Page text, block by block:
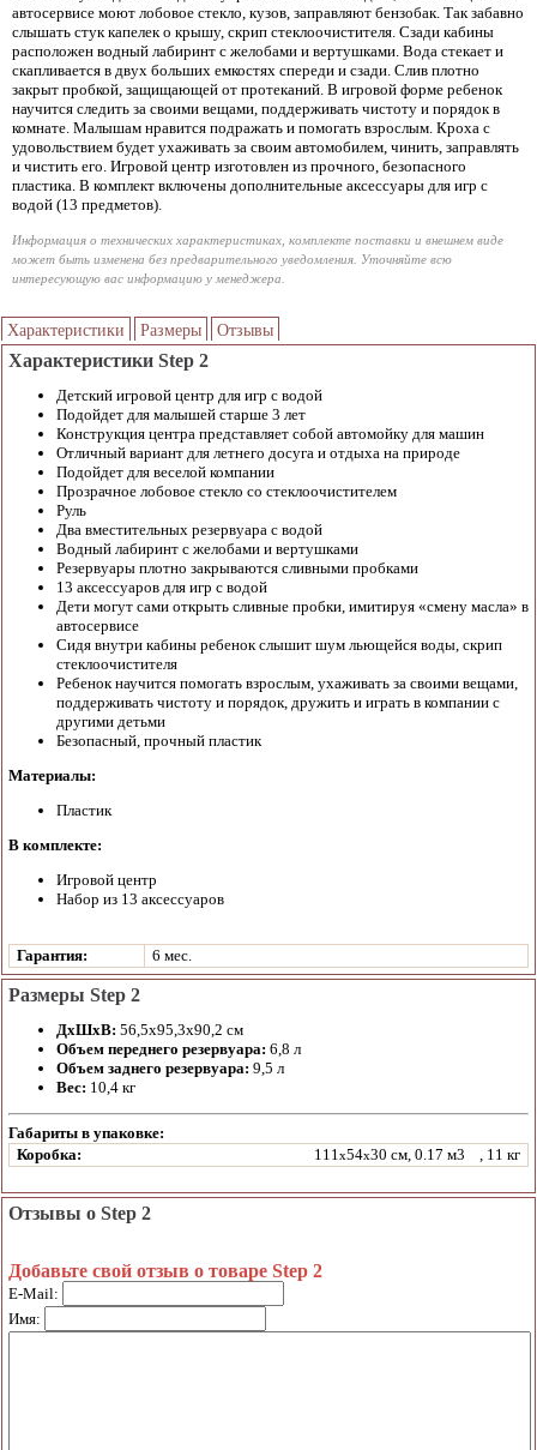
автосервисе моют лобовое стекло, кузов, заправляют бензобак. Так забавно
слышать стук капелек о крышу, скрип стеклоочистителя. Сзади кабины
расположен водный лабиринт с желобами и вертушками. Вода стекает и
скапливается в двух больших емкостях спереди и сзади. Слив плотно
закрыт пробкой, защищающей от протеканий. В игровой форме ребенок
научится следить за своими вещами, поддерживать чистоту и порядок в
комнате. Малышам нравится подражать и помогать взрослым. Кроха с
удовольствием будет ухаживать за своим автомобилем, чинить, заправлять
и чистить его. Игровой центр изготовлен из прочного, безопасного
пластика. В комплект включены дополнительные аксессуары для игр с
водой (13 предметов).
Информация о технических характеристиках, комплекте поставки и внешнем виде
может быть изменена без предварительного уведомления. Уточняйте всю
интересующую вас информацию у менеджера.
Характеристики Размеры Отзывы
Характеристики Step 2
Детский игровой центр для игр с водой
Подойдет для малышей старше 3 лет
Конструкция центра представляет собой автомойку для машин
Отличный вариант для летнего досуга и отдыха на природе
Подойдет для веселой компании
Прозрачное лобовое стекло со стеклоочистителем
Руль
Два вместительных резервуара с водой
Водный лабиринт с желобами и вертушками
Резервуары плотно закрываются сливными пробками
13 аксессуаров для игр с водой
Дети могут сами открыть сливные пробки, имитируя «смену масла» в
автосервисе
Сидя внутри кабины ребенок слышит шум льющейся воды, скрип
стеклоочистителя
Ребенок научится помогать взрослым, ухаживать за своими вещами,
поддерживать чистоту и порядок, дружить и играть в компании с
другими детьми
Безопасный, прочный пластик
Материалы:
Пластик
В комплекте:
Игровой центр
Набор из 13 аксессуаров
Гарантия: 6 мес.
Размеры Step 2
ДхШхВ: 56,5х95,3х90,2 см
Объем переднего резервуара: 6,8 л
Объем заднего резервуара: 9,5 л
Вес: 10,4 кг
Габариты в упаковке:
Коробка:
111 x54x30 см, 0.17 м3 , 11 кг
Отзывы о Step 2
Добавьте свой отзыв о товаре Step 2
E-Mail:
Имя: